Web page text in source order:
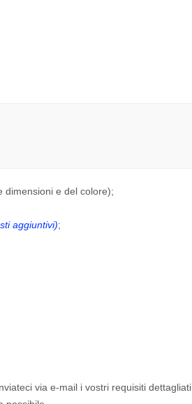
dimensioni e del colore);
aggiuntivi);
via e-mail i vostri requisiti dettagliati